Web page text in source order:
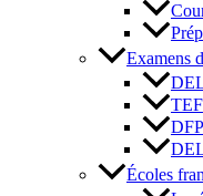
Examens
TEF
Écoles